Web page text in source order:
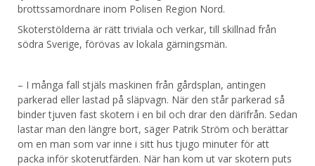
brottssamordnare inom Polisen Region Nord.
Skoterstölderna är rätt triviala och verkar, till skillnad från
södra Sverige, förövas av lokala gärningsmän.
– I många fall stjäls maskinen från gårdsplan, antingen
parkerad eller lastad på släpvagn. När den står parkerad så
binder tjuven fast skotern i en bil och drar den därifrån. Sedan
lastar man den längre bort, säger Patrik Ström och berättar
om en man som var inne i sitt hus tjugo minuter för att
packa inför skoterutfärden. När han kom ut var skotern puts